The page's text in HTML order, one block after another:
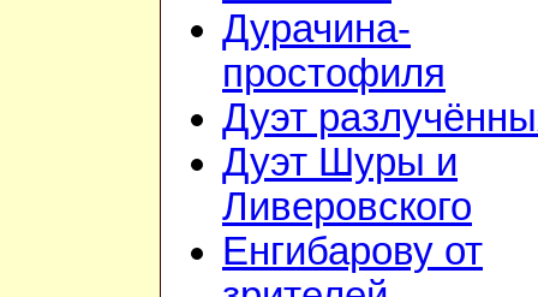
Дурачина-
простофиля
Дуэт
Дуэт Шуры и
Ливеровского
Енгибарову от